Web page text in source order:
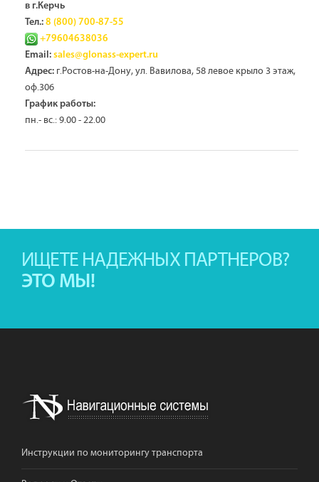
в г.Керчь
Тел.: 8 (800) 700-87-55
+79604638036
Email: sales@glonass-expert.ru
Адрес: г.Ростов-на-Дону, ул. Вавилова, 58 левое крыло 3 этаж,
оф.306
График работы:
пн.- вс.: 9.00 - 22.00
ИЩЕТЕ НАДЕЖНЫХ ПАРТНЕРОВ?
ЭТО МЫ!
Инструкции по мониторингу транспорта